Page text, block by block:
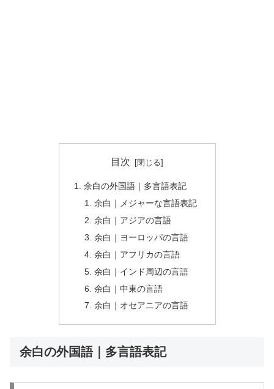
目次
余白の外国語｜多言語表記
余白｜メジャーな言語表記
余白｜アジアの言語
余白｜ヨーロッパの言語
余白｜アフリカの言語
余白｜インド周辺の言語
余白｜中東の言語
余白｜オセアニアの言語
余白の外国語｜多言語表記